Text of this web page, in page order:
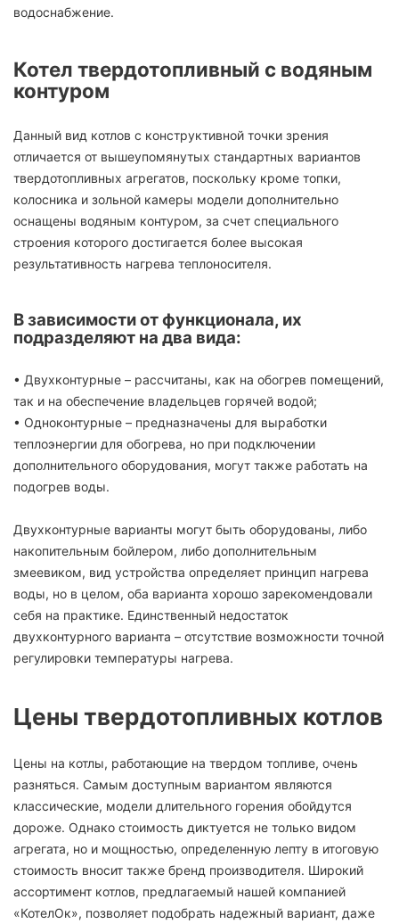
водоснабжение.
Котел твердотопливный с водяным
контуром
Данный вид котлов с конструктивной точки зрения
отличается от вышеупомянутых стандартных вариантов
твердотопливных агрегатов, поскольку кроме топки,
колосника и зольной камеры модели дополнительно
оснащены водяным контуром, за счет специального
строения которого достигается более высокая
результативность нагрева теплоносителя.
В зависимости от функционала, их
подразделяют на два вида:
• Двухконтурные – рассчитаны, как на обогрев помещений,
так и на обеспечение владельцев горячей водой;
• Одноконтурные – предназначены для выработки
теплоэнергии для обогрева, но при подключении
дополнительного оборудования, могут также работать на
подогрев воды.
Двухконтурные варианты могут быть оборудованы, либо
накопительным бойлером, либо дополнительным
змеевиком, вид устройства определяет принцип нагрева
воды, но в целом, оба варианта хорошо зарекомендовали
себя на практике. Единственный недостаток
двухконтурного варианта – отсутствие возможности точной
регулировки температуры нагрева.
Цены твердотопливных котлов
Цены на котлы, работающие на твердом топливе, очень
разняться. Самым доступным вариантом являются
классические, модели длительного горения обойдутся
дороже. Однако стоимость диктуется не только видом
агрегата, но и мощностью, определенную лепту в итоговую
стоимость вносит также бренд производителя. Широкий
ассортимент котлов, предлагаемый нашей компанией
«КотелОк», позволяет подобрать надежный вариант, даже